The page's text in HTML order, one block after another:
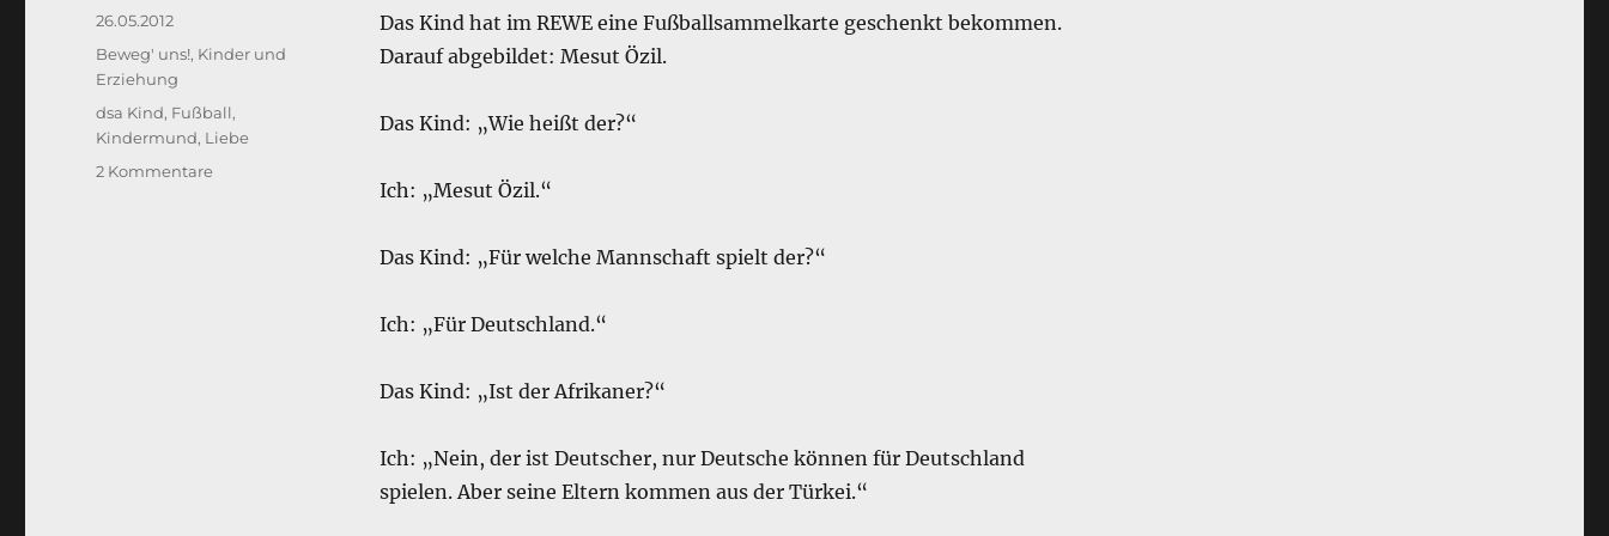
Das Kind hat im REWE eine Fußballsammelkarte geschenkt bekommen.
Darauf abgebildet: Mesut Özil.
Das Kind: „Wie heißt der?“
Ich: „Mesut Özil.“
Das Kind: „Für welche Mannschaft spielt der?“
Ich: „Für Deutschland.“
Das Kind: „Ist der Afrikaner?“
Ich: „Nein, der ist Deutscher, nur Deutsche können für Deutschland
spielen. Aber seine Eltern kommen aus der Türkei.“
Veröffentlicht
am
26.05.2012
Kategorien
Beweg' uns!, Kinder und
Erziehung
Schlagwörter
dsa Kind, Fußball,
Kindermund, Liebe
2 Kommentarezu